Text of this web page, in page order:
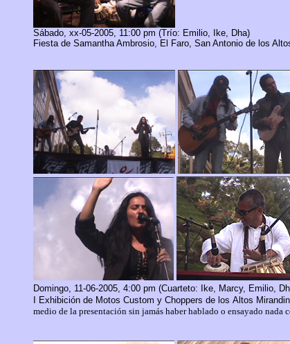
Sábado, xx-05-2005, 11:00 pm (Trío: Emilio, Ike, Dha)
Fiesta de Samantha Ambrosio, El Faro, San Antonio de los
Domingo, 11-06-2005, 4:00 pm (Cuarteto: Ike, Marcy, Emilio,
I Exhibición de Motos Custom y Choppers de los Altos
medio de la presentación sin jamás haber hablado o ensayado